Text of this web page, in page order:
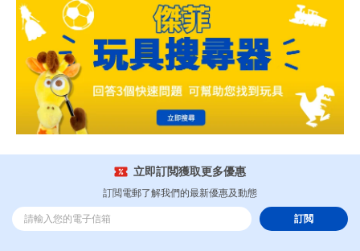
立即訂閲獲取更多優惠
訂閲電郵了解我們的最新優惠及動態
訂閲